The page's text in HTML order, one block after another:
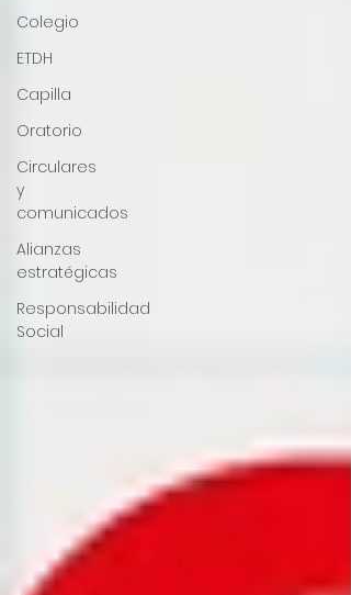
Colegio
ETDH
Capilla
Oratorio
Circulares
y
comunicados
Alianzas
estratégicas
Responsabilidad
Social